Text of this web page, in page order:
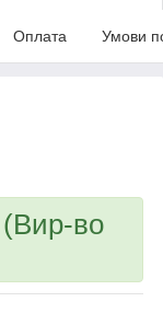
Оплата Умови
(Вир-во